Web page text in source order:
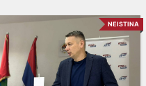
NEISTINA